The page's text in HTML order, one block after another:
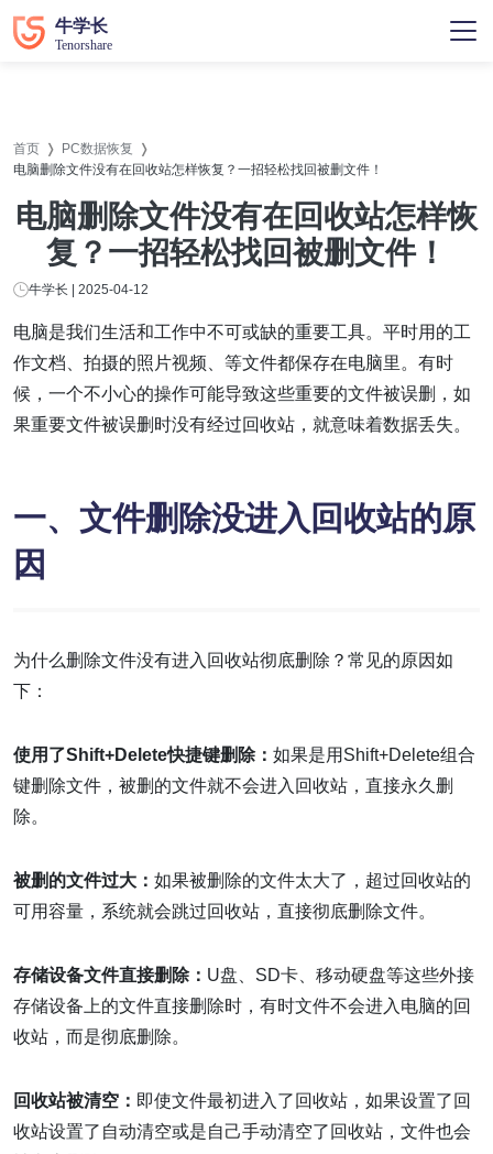
首页
PC数据恢复
电脑删除文件没有在回收站怎样恢复？一招轻松找回被删文件！
电脑删除文件没有在回收站怎样恢
复？一招轻松找回被删文件！
牛学长 | 2025-04-12
电脑是我们生活和工作中不可或缺的重要工具。平时用的工
作文档、拍摄的照片视频、等文件都保存在电脑里。有时
候，一个不小心的操作可能导致这些重要的文件被误删，如
果重要文件被误删时没有经过回收站，就意味着数据丢失。
一、文件删除没进入回收站的原
因
为什么删除文件没有进入回收站彻底删除？常见的原因如
下：
使用了Shift+Delete快捷键删除： 如果是用Shift+Delete组合
键删除文件，被删的文件就不会进入回收站，直接永久删
除。
被删的文件过大： 如果被删除的文件太大了，超过回收站的
可用容量，系统就会跳过回收站，直接彻底删除文件。
存储设备文件直接删除： U盘、SD卡、移动硬盘等这些外接
存储设备上的文件直接删除时，有时文件不会进入电脑的回
收站，而是彻底删除。
回收站被清空： 即使文件最初进入了回收站，如果设置了回
收站设置了自动清空或是自己手动清空了回收站，文件也会